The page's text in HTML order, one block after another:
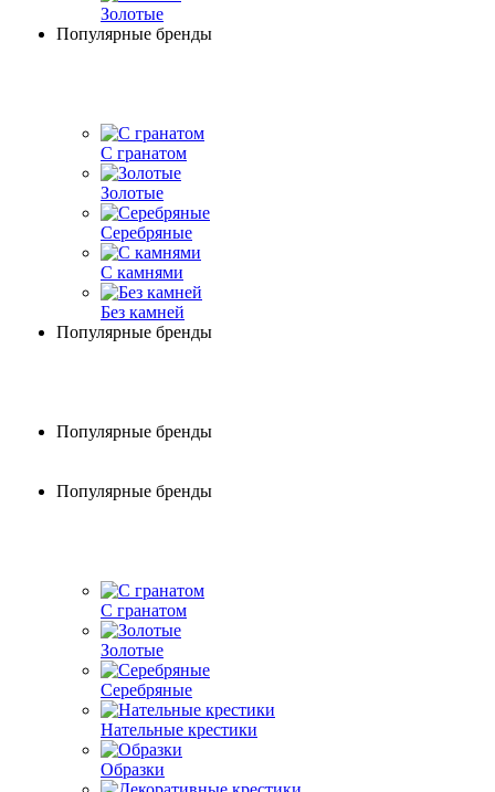
Золотые
Популярные бренды
С гранатом
Золотые
Серебряные
С камнями
Без камней
Популярные бренды
Популярные бренды
Популярные бренды
С гранатом
Золотые
Серебряные
Нательные крестики
Образки